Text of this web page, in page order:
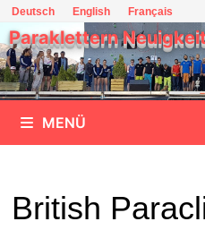
Zum
Inhalt
springen
Deutsch English Français
Paraklettern
MENÜ
British